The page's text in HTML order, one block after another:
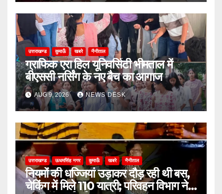
उत्तराखण्ड कुमाऊँ खबरे नैनीताल
ग्राफिक एरा हिल यूनिवर्सिटी भीमताल में
बीएससी नर्सिंग के नए बैच का आगाज
AUG 9, 2026 NEWS DESK
उत्तराखण्ड ऊधमसिंह नगर कुमाऊँ खबरे नैनीताल
नियमों की धज्जियां उड़ाकर दौड़ रही थी बस,
चेकिंग में मिले 110 यात्री; परिवहन विभाग ने